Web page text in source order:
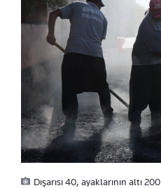
Dışarısı 40, ayaklarının altı